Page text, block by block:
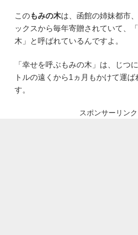
このもみの木は、函館の姉妹都市
ックスから毎年寄贈されていて、
木」と呼ばれているんですよ。
「幸せを呼ぶもみの木」は、じつ
トルの遠くから1ヵ月もかけて運ば
す。
スポンサーリンク